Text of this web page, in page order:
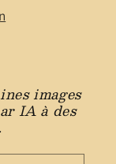
images
IA à des